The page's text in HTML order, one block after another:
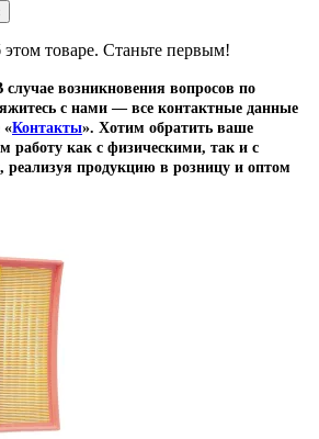
товаре. Станьте первым!
возникновения вопросов по
с нами — все контактные данные
«Контакты». Хотим обратить ваше
работу как с физическими, так и с
продукцию в розницу и оптом